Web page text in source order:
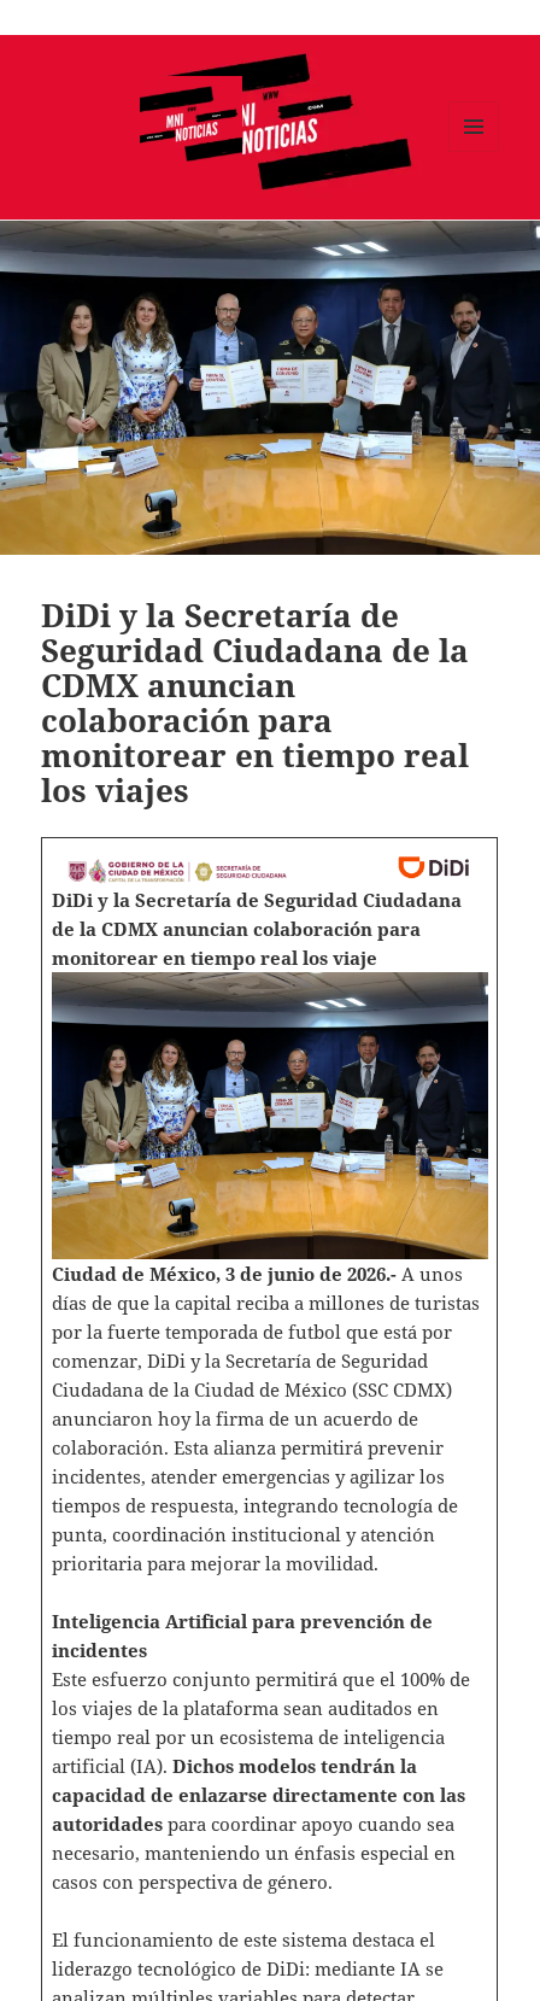
Ir
DiDi y la Secretaría de
Seguridad Ciudadana de la
CDMX anuncian
colaboración para
monitorear en tiempo real
los viajes
DiDi y la Secretaría de Seguridad Ciudadana
de la CDMX anuncian colaboración para
monitorear en tiempo real los viaje
Ciudad de México, 3 de junio de 2026.- A unos
días de que la capital reciba a millones de turistas
por la fuerte temporada de futbol que está por
comenzar, DiDi y la Secretaría de Seguridad
Ciudadana de la Ciudad de México (SSC CDMX)
anunciaron hoy la firma de un acuerdo de
colaboración. Esta alianza permitirá prevenir
incidentes, atender emergencias y agilizar los
tiempos de respuesta, integrando tecnología de
punta, coordinación institucional y atención
prioritaria para mejorar la movilidad.
Inteligencia Artificial para prevención de
incidentes
Este esfuerzo conjunto permitirá que el 100% de
los viajes de la plataforma sean auditados en
tiempo real por un ecosistema de inteligencia
artificial (IA). Dichos modelos tendrán la
capacidad de enlazarse directamente con las
autoridades para coordinar apoyo cuando sea
necesario, manteniendo un énfasis especial en
casos con perspectiva de género.
El funcionamiento de este sistema destaca el
liderazgo tecnológico de DiDi: mediante IA se